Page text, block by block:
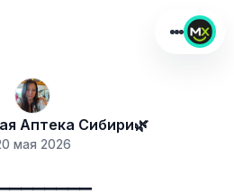
Аптека Сибири🌿
мая 2026